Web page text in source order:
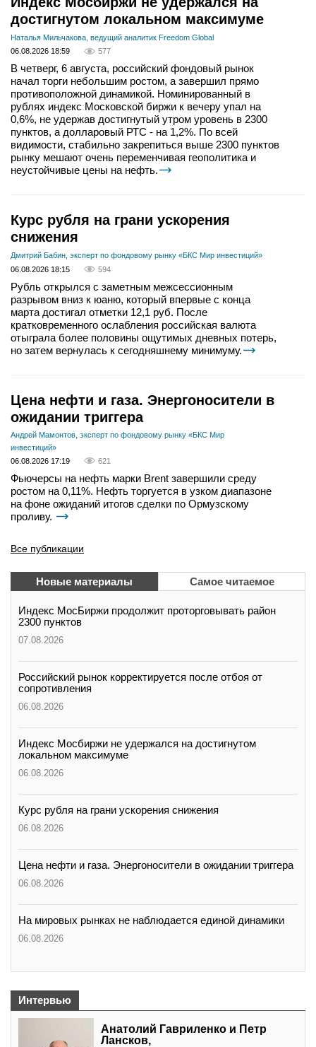
достигнутом локальном максимуме
Наталья Мильчакова, ведущий аналитик Freedom Global
06.08.2026 18:59
577
В четверг, 6 августа, российский фондовый рынок
начал торги небольшим ростом, а завершил прямо
противоположной динамикой. Номинированный в
рублях индекс Московской биржи к вечеру упал на
0,6%, не удержав достигнутый утром уровень в 2300
пунктов, а долларовый РТС - на 1,2%. По всей
видимости, стабильно закрепиться выше 2300 пунктов
рынку мешают очень переменчивая геополитика и
неустойчивые цены на нефть.
Курс рубля на грани ускорения
снижения
Дмитрий Бабин, эксперт по фондовому рынку «БКС Мир инвестиций»
06.08.2026 18:15
594
Рубль открылся с заметным межсессионным
разрывом вниз к юаню, который впервые с конца
марта достигал отметки 12,1 руб. После
кратковременного ослабления российская валюта
отыграла более половины ощутимых дневных потерь,
но затем вернулась к сегодняшнему минимуму.
Цена нефти и газа. Энергоносители в
ожидании триггера
Андрей Мамонтов, эксперт по фондовому рынку «БКС Мир
инвестиций»
06.08.2026 17:19
621
Фьючерсы на нефть марки Brent завершили среду
ростом на 0,11%. Нефть торгуется в узком диапазоне
на фоне ожиданий итогов сделки по Ормузскому
проливу.
Все публикации
Новые материалы Самое читаемое
Индекс МосБиржи продолжит проторговывать район
2300 пунктов
07.08.2026
Российский рынок корректируется после отбоя от
сопротивления
06.08.2026
Индекс Мосбиржи не удержался на достигнутом
локальном максимуме
06.08.2026
Курс рубля на грани ускорения снижения
06.08.2026
Цена нефти и газа. Энергоносители в ожидании триггера
06.08.2026
На мировых рынках не наблюдается единой динамики
06.08.2026
Интервью
Анатолий Гавриленко и Петр
Лансков,